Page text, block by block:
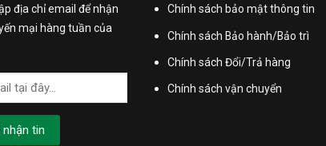
địa chỉ email để nhận
mại hàng tuần của
Chính sách bảo mật thông tin
Chính sách Bảo hành/Bảo trì
Chính sách Đổi/Trả hàng
Chính sách vận chuyển